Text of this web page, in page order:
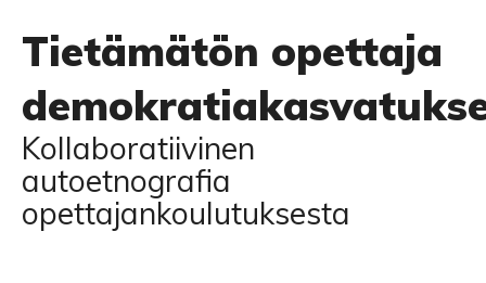
Tietämätön opettaja
Kollaboratiivinen
autoetnografia
opettajankoulutuksesta